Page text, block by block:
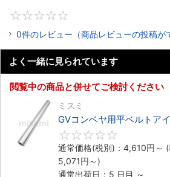
0件のレビュー（商品レビューの投稿が
よく一緒に見られています
閲覧中の商品と併せてご検討ください
ミスミ
GVコンベヤ用平ベルトア
通常価格(税別)： 4,610円 ～
5,071円 ～)
通常出荷日：5 日目 ～